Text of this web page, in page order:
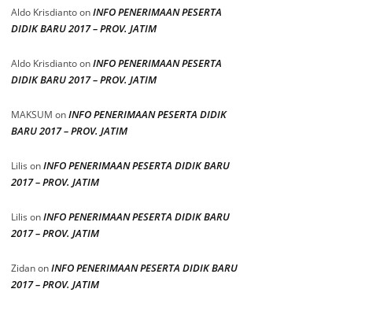
Aldo KrisdiantoonINFO PENERIMAAN PESERTA
DIDIK BARU 2017 – PROV. JATIM
Aldo KrisdiantoonINFO PENERIMAAN PESERTA
DIDIK BARU 2017 – PROV. JATIM
MAKSUM onINFO PENERIMAAN PESERTA DIDIK
BARU 2017 – PROV. JATIM
Lilis onINFO PENERIMAAN PESERTA DIDIK BARU
2017 – PROV. JATIM
Lilis onINFO PENERIMAAN PESERTA DIDIK BARU
2017 – PROV. JATIM
ZidanonINFO PENERIMAAN PESERTA DIDIK BARU
2017 – PROV. JATIM